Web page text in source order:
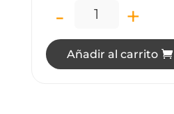
LP2907
- +
Añadir al carrito